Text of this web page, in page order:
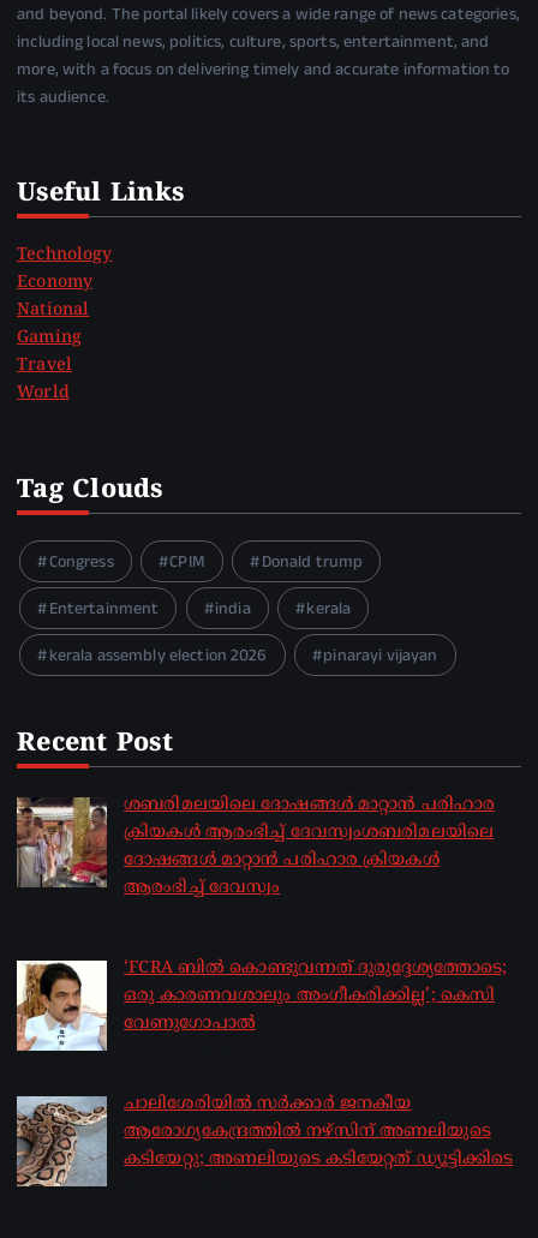
and beyond. The portal likely covers a wide range of news categories,
including local news, politics, culture, sports, entertainment, and
more, with a focus on delivering timely and accurate information to
its audience.
Useful Links
Technology
Economy
National
Gaming
Travel
World
Tag Clouds
Congress CPIM
Donald trump
Entertainment
india
kerala
kerala assembly election 2026
pinarayi vijayan
Recent Post
ശബരിമലയിലെ ദോഷങ്ങൾ മാറ്റാൻ പരിഹാര
ക്രിയകൾ ആരംഭിച്ച് ദേവസ്വംശബരിമലയിലെ
ദോഷങ്ങൾ മാറ്റാൻ പരിഹാര ക്രിയകൾ
ആരംഭിച്ച് ദേവസ്വം
‘FCRA ബിൽ കൊണ്ടുവന്നത് ദുരുദ്ദേശ്യത്തോടെ;
ഒരു കാരണവശാലും അം​ഗീകരിക്കില്ല’; കെസി
വേണു​ഗോപാൽ
ചാലിശേരിയില്‍ സര്‍ക്കാര്‍ ജനകീയ
ആരോഗ്യകേന്ദ്രത്തില്‍ നഴ്സിന് അണലിയുടെ
കടിയേറ്റു; അണലിയുടെ കടിയേറ്റത് ഡ്യൂട്ടിക്കിടെ